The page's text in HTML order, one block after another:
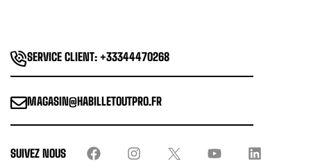
SERVICE CLIENT: +33344470268
MAGASIN@HABILLETOUTPRO.FR
SUIVEZ NOUS